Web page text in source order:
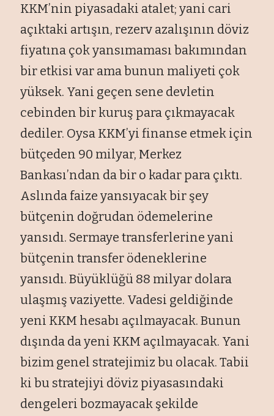
KKM’nin piyasadaki atalet; yani cari
açıktaki artışın, rezerv azalışının döviz
fiyatına çok yansımaması bakımından
bir etkisi var ama bunun maliyeti çok
yüksek. Yani geçen sene devletin
cebinden bir kuruş para çıkmayacak
dediler. Oysa KKM’yi finanse etmek için
bütçeden 90 milyar, Merkez
Bankası’ndan da bir o kadar para çıktı.
Aslında faize yansıyacak bir şey
bütçenin doğrudan ödemelerine
yansıdı. Sermaye transferlerine yani
bütçenin transfer ödeneklerine
yansıdı. Büyüklüğü 88 milyar dolara
ulaşmış vaziyette. Vadesi geldiğinde
yeni KKM hesabı açılmayacak. Bunun
dışında da yeni KKM açılmayacak. Yani
bizim genel stratejimiz bu olacak. Tabii
ki bu stratejiyi döviz piyasasındaki
dengeleri bozmayacak şekilde